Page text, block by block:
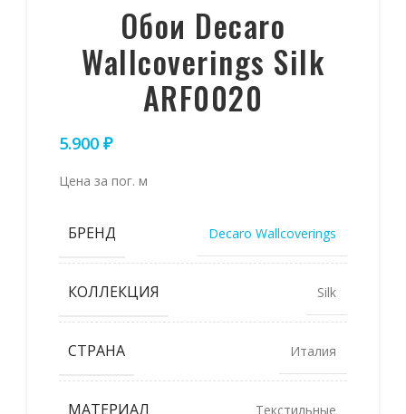
Обои Decaro
Wallcoverings Silk
ARF0020
5.900 ₽
Цена за пог. м
БРЕНД Decaro Wallcoverings
КОЛЛЕКЦИЯ Silk
СТРАНА Италия
МАТЕРИАЛ Текстильные